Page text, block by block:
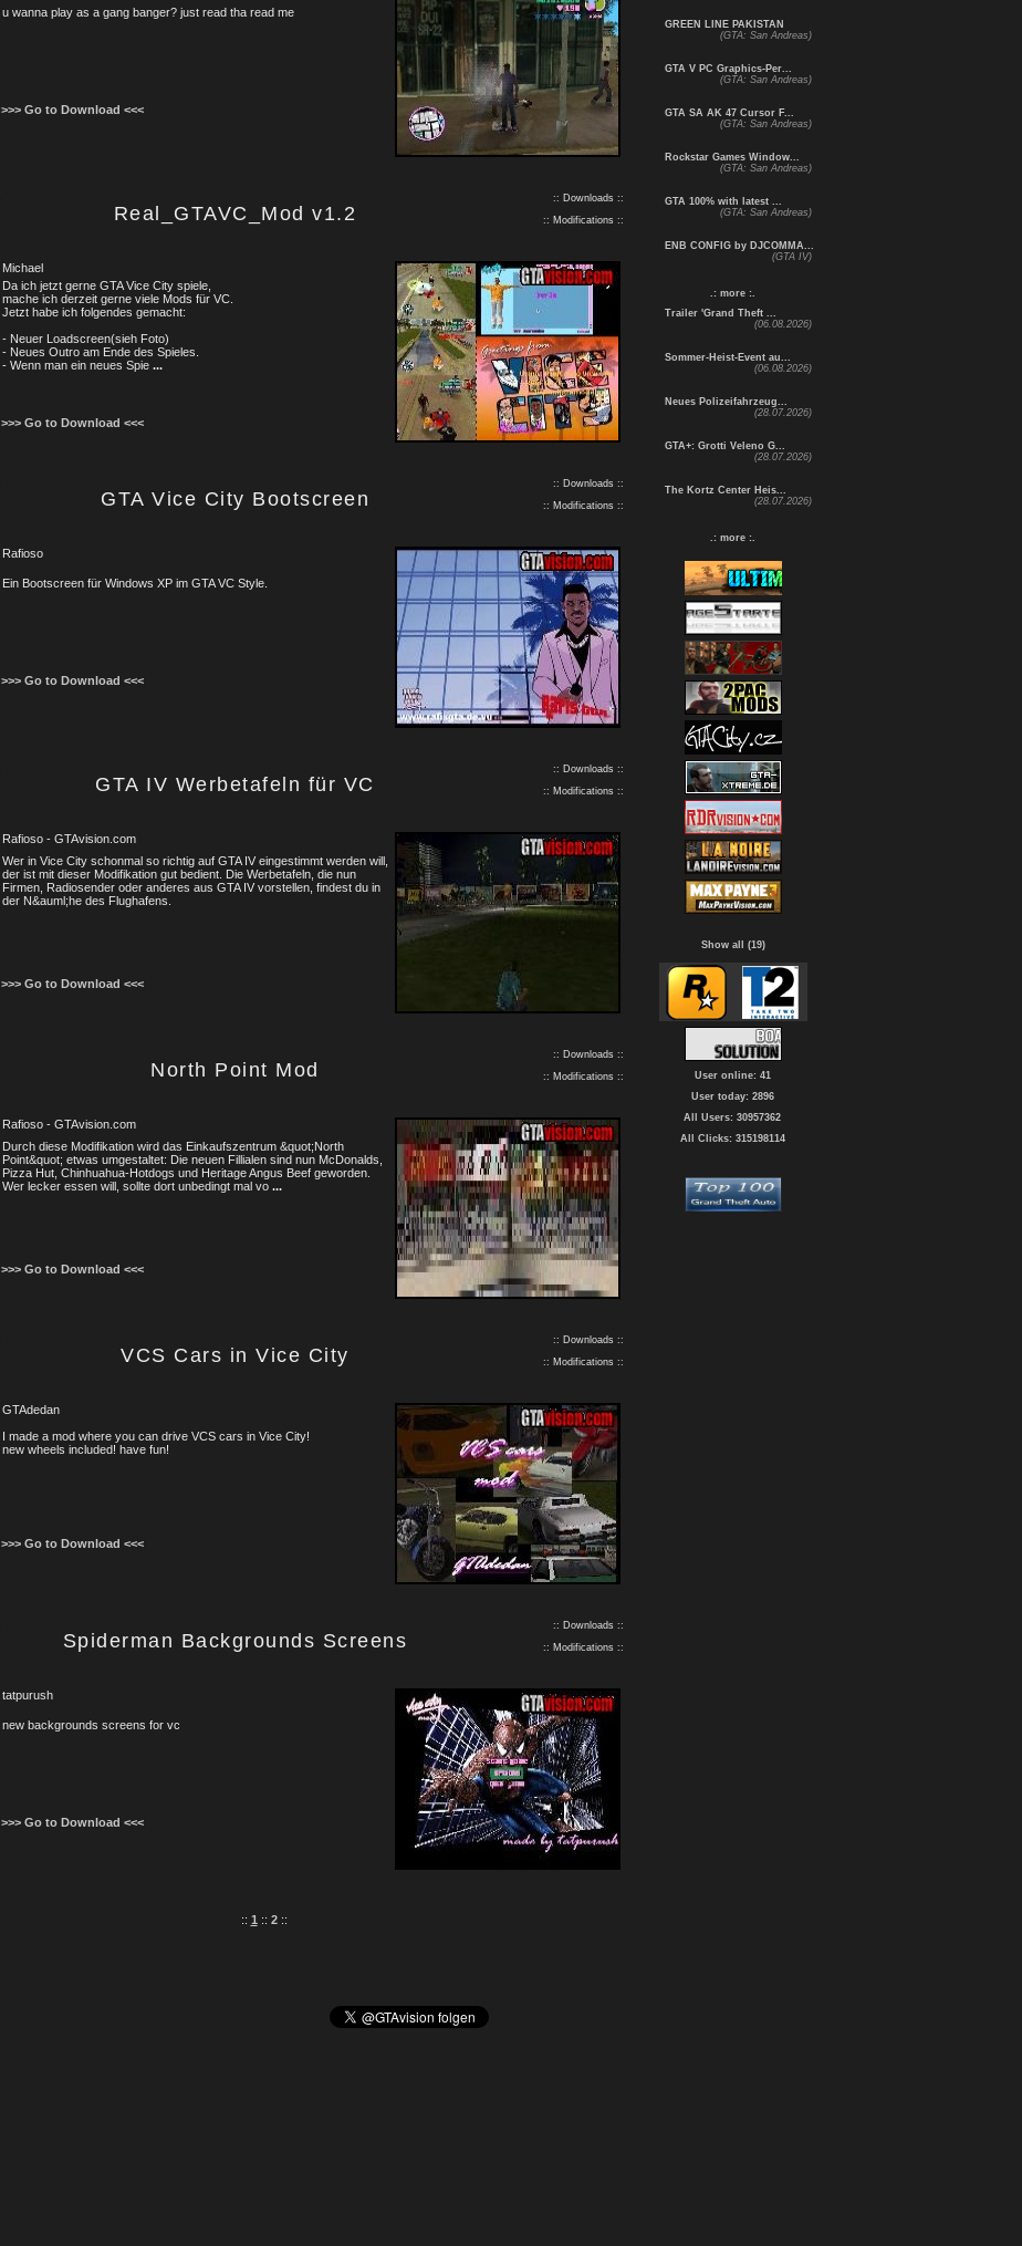
u wanna play as a gang banger? just read tha read me
>>> Go to Download <<<
Real_GTAVC_Mod v1.2
:: Downloads ::
:: Modifications ::
Michael
Da ich jetzt gerne GTA Vice City spiele,
mache ich derzeit gerne viele Mods für VC.
Jetzt habe ich folgendes gemacht:
- Neuer Loadscreen(sieh Foto)
- Neues Outro am Ende des Spieles.
- Wenn man ein neues Spie ...
>>> Go to Download <<<
GTA Vice City Bootscreen
:: Downloads ::
:: Modifications ::
Rafioso
Ein Bootscreen für Windows XP im GTA VC Style.
>>> Go to Download <<<
GTA IV Werbetafeln für VC
:: Downloads ::
:: Modifications ::
Rafioso - GTAvision.com
Wer in Vice City schonmal so richtig auf GTA IV eingestimmt werden will,
der ist mit dieser Modifikation gut bedient. Die Werbetafeln, die nun
Firmen, Radiosender oder anderes aus GTA IV vorstellen, findest du in
der N&auml;he des Flughafens.
>>> Go to Download <<<
North Point Mod
:: Downloads ::
:: Modifications ::
Rafioso - GTAvision.com
Durch diese Modifikation wird das Einkaufszentrum &quot;North
Point&quot; etwas umgestaltet: Die neuen Fillialen sind nun McDonalds,
Pizza Hut, Chinhuahua-Hotdogs und Heritage Angus Beef geworden.
Wer lecker essen will, sollte dort unbedingt mal vo ...
>>> Go to Download <<<
VCS Cars in Vice City
:: Downloads ::
:: Modifications ::
GTAdedan
I made a mod where you can drive VCS cars in Vice City!
new wheels included! have fun!
>>> Go to Download <<<
Spiderman Backgrounds Screens
:: Downloads ::
:: Modifications ::
tatpurush
new backgrounds screens for vc
>>> Go to Download <<<
:: 1 :: 2::
GREEN LINE PAKISTAN
(GTA: San Andreas)
GTA V PC Graphics-Per...
(GTA: San Andreas)
GTA SA AK 47 Cursor F...
(GTA: San Andreas)
Rockstar Games Window...
(GTA: San Andreas)
GTA 100% with latest ...
(GTA: San Andreas)
ENB CONFIG by DJCOMMA...
(GTA IV)
.: more :.
Trailer 'Grand Theft ...
(06.08.2026)
Sommer-Heist-Event au...
(06.08.2026)
Neues Polizeifahrzeug...
(28.07.2026)
GTA+: Grotti Veleno G...
(28.07.2026)
The Kortz Center Heis...
(28.07.2026)
.: more :.
Show all (19)
User online: 41
User today: 2896
All Users: 30957362
All Clicks: 315198114